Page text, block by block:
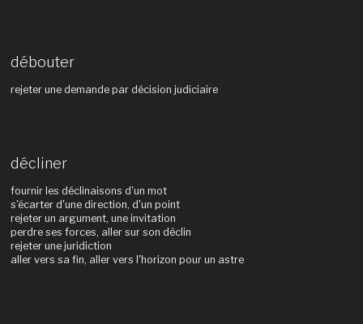
débouter
rejeter une demande par décision judiciaire
décliner
fournir les déclinaisons d'un mot
s'écarter d'une direction, d'un point
rejeter un argument, une invitation
perdre ses forces, aller sur son déclin
rejeter une juridiction
aller vers sa fin, aller vers l'horizon pour un astre